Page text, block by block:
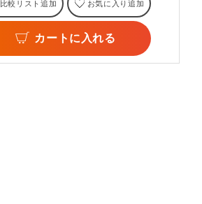
比較リスト追加 お気に入り追加
カートに入れる